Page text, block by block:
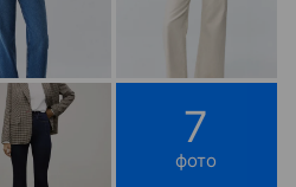
7
фото